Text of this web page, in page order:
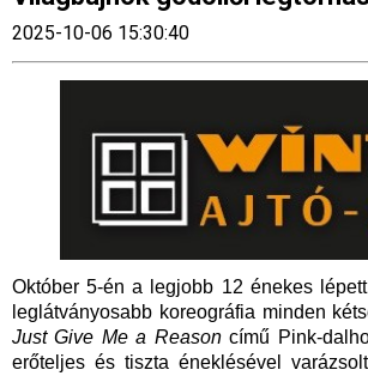
2025-10-06 15:30:40
Október 5-én a legjobb 12 énekes
leglátványosabb koreográfia minden
Just Give Me a Reasoncímű Pink-
erőteljes és tiszta éneklésével